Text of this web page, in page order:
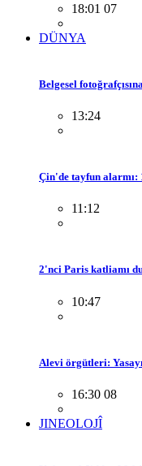
18:01 07
DÜNYA
Belgesel
13:24
Çin'de tayfun alarmı:
11:12
2'nci Paris katliamı
10:47
Alevi örgütleri:
16:30 08
JINEOLOJÎ